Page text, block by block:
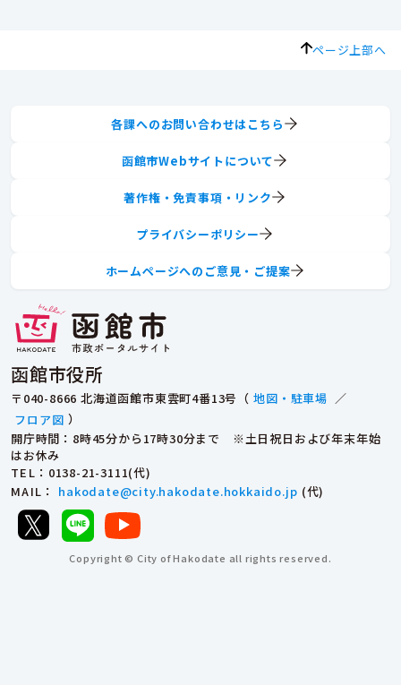
ページ上部へ
函館市役所
〒040-8666 北海道函館市東雲町4番13号（ 地図・駐車場 ／
フロア図 ）
開庁時間：8時45分から17時30分まで ※土日祝日および年末年始
はお休み
TEL ：0138-21-3111(代)
MAIL ： hakodate@city.hakodate.hokkaido.jp (代)
各課へのお問い合わせはこちら
函館市Webサイトについて
著作権・免責事項・リンク
プライバシーポリシー
ホームページへのご意見・ご提案
Copyright © City of Hakodate all rights reserved.